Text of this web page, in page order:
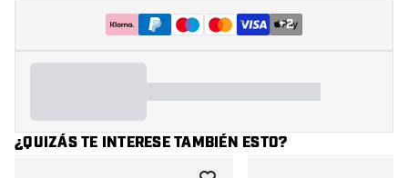
+2
¿QUIZÁS TE INTERESE TAMBIÉN ESTO?